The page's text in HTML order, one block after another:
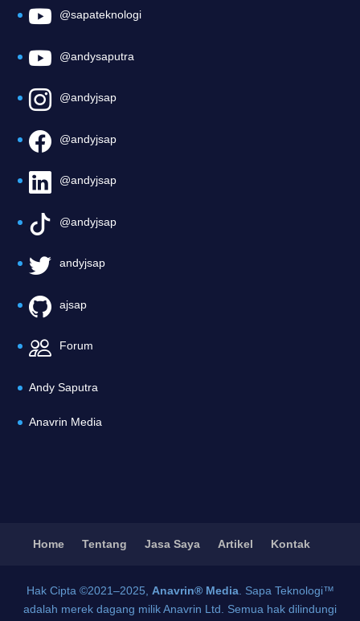
@sapateknologi
@andysaputra
@andyjsap
@andyjsap
@andyjsap
@andyjsap
andyjsap
ajsap
Forum
Andy Saputra
Anavrin Media
Home Tentang Jasa Saya Artikel Kontak
Hak Cipta ©2021–2025, Anavrin® Media. Sapa Teknologi™
adalah merek dagang milik Anavrin Ltd. Semua hak dilindungi